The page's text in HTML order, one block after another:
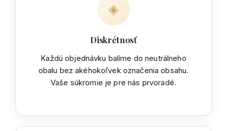
◈
Diskrétnosť
Každú objednávku balíme do neutrálneho
obalu bez akéhokoľvek označenia obsahu.
Vaše súkromie je pre nás prvoradé.